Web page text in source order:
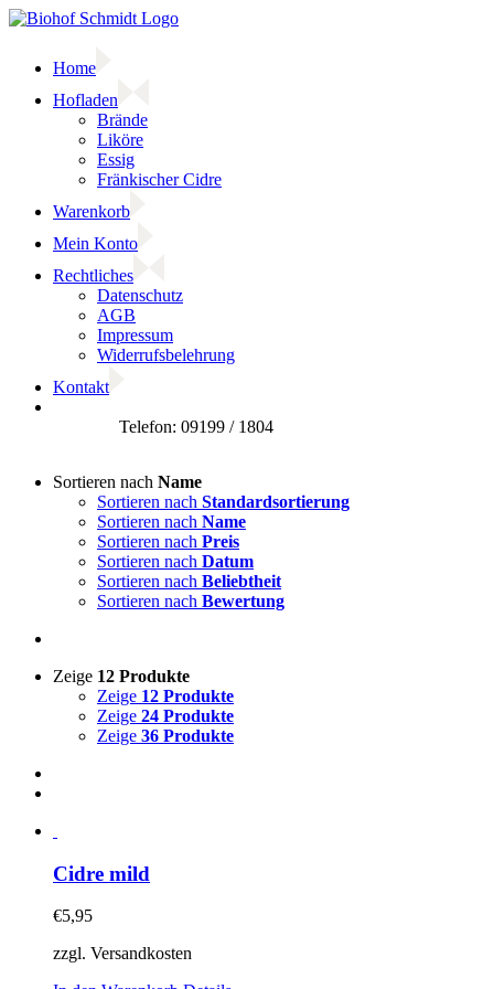
Zum
Home
Hofladen
Brände
Liköre
Essig
Fränkischer Cidre
Warenkorb
Mein Konto
Rechtliches
Datenschutz
AGB
Impressum
Widerrufsbelehrung
Kontakt
Sortieren nach Name
Sortieren nach Standardsortierung
Sortieren nach Name
Sortieren nach Preis
Sortieren nach Datum
Sortieren nach Beliebtheit
Sortieren nach Bewertung
Zeige 12 Produkte
Zeige 12 Produkte
Zeige 24 Produkte
Zeige 36 Produkte
Cidre mild
€5,95
zzgl. Versandkosten